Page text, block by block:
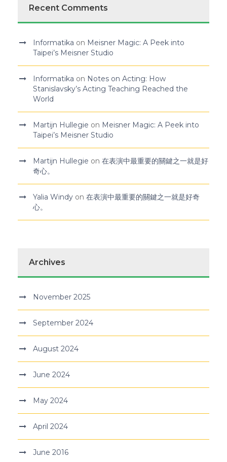
Recent Comments
Informatika on Meisner Magic: A Peek into
Taipei’s Meisner Studio
Informatika on Notes on Acting: How
Stanislavsky’s Acting Teaching Reached the
World
Martijn Hullegie on Meisner Magic: A Peek into
Taipei’s Meisner Studio
Martijn Hullegie on 在表演中最重要的關鍵之一就是好
奇心。
Yalia Windy on 在表演中最重要的關鍵之一就是好奇
心。
Archives
November 2025
September 2024
August 2024
June 2024
May 2024
April 2024
June 2016